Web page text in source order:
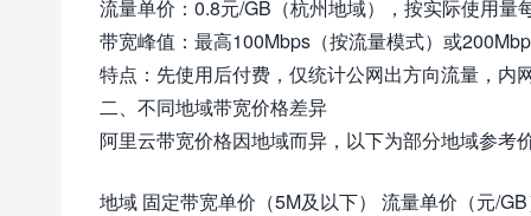
流量单价：0.8元/GB（杭州地域），按实际使用量
带宽峰值：最高100Mbps（按流量模式）或
特点：先使用后付费，仅统计公网出方向流量，内
二、不同地域带宽价格差异
阿里云带宽价格因地域而异，以下为部分地域参考
地域 固定带宽单价（5M及以下） 流量单价（元/